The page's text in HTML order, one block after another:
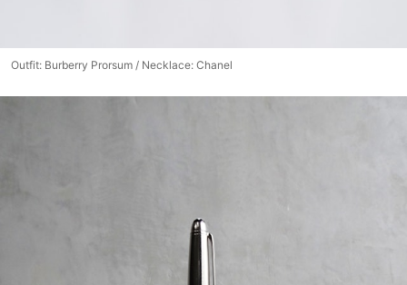
Outfit: Burberry Prorsum / Necklace: Chanel